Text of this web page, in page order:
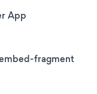
App
fragment